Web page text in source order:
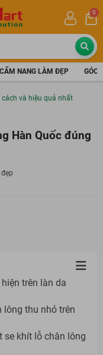
0
CẨM NANG LÀM ĐẸP GÓC
và hiệu quả nhất
Hàn Quốc đúng
trên làn da
lông thu nhỏ trên
se khít lỗ chân lông